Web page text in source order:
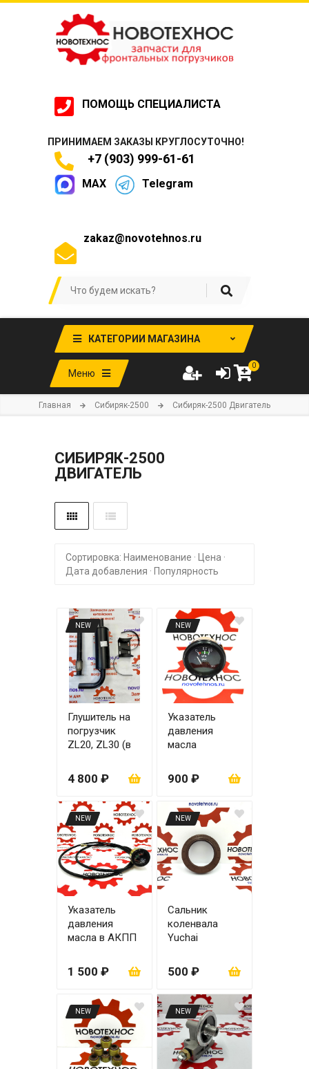
ПОМОЩЬ СПЕЦИАЛИСТА
ПРИНИМАЕМ ЗАКАЗЫ КРУГЛОСУТОЧНО!
+7 (903) 999-61-61
MAX Telegram
zakaz@novotehnos.ru
КАТЕГОРИИ МАГАЗИНА
Меню
0
Главная Cибиряк-2500 Сибиряк-2500 Двигатель
СИБИРЯК-2500
ДВИГАТЕЛЬ
Сортировка: Наименование · Цена ·
Дата добавления · Популярность
NEW
Глушитель на
погрузчик
ZL20, ZL30 (в
4 800 ₽
NEW
Указатель
давления
масла
0,5 МРА
900 ₽
NEW
Указатель
давления
масла в АКПП
1 500 ₽
NEW
Сальник
коленвала
Yuchai
60x85x12
500 ₽
NEW NEW